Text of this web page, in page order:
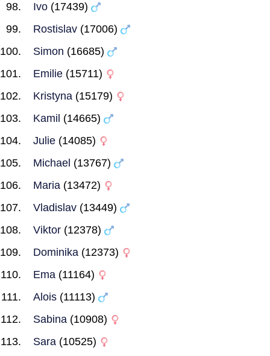
Ivo (17439)
Rostislav (17006)
Simon (16685)
Emilie (15711)
Kristyna (15179)
Kamil (14665)
Julie (14085)
Michael (13767)
Maria (13472)
Vladislav (13449)
Viktor (12378)
Dominika (12373)
Ema (11164)
Alois (11113)
Sabina (10908)
Sara (10525)